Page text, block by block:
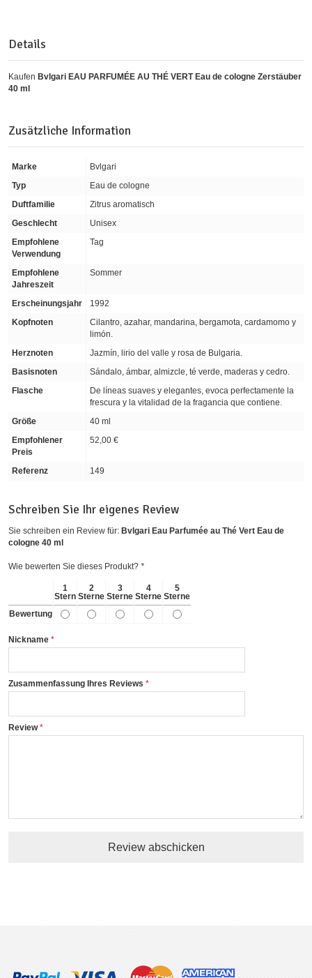
Details
Kaufen Bvlgari EAU PARFUMÉE AU THÉ VERT Eau de cologne Zerstäuber
40 ml
Zusätzliche Information
Marke
Bvlgari
Typ
Eau de cologne
Duftfamilie
Zitrus aromatisch
Geschlecht
Unisex
Empfohlene
Verwendung
Tag
Empfohlene
Jahreszeit
Sommer
Erscheinungsjahr
1992
Kopfnoten
Cilantro, azahar, mandarina, bergamota, cardamomo y
limón.
Herznoten
Jazmín, lirio del valle y rosa de Bulgaria.
Basisnoten
Sándalo, ámbar, almizcle, té verde, maderas y cedro.
Flasche
De líneas suaves y elegantes, evoca perfectamente la
frescura y la vitalidad de la fragancia que contiene.
Größe
40 ml
Empfohlener
Preis
52,00 €
Referenz 149
Schreiben Sie Ihr eigenes Review
Sie schreiben ein Review für: Bvlgari Eau Parfumée au Thé Vert Eau de
cologne 40 ml
Wie bewerten Sie dieses Produkt? *
1
Stern
2
Sterne
3
Sterne
4
Sterne
5
Sterne
Bewertung
Nickname
Zusammenfassung Ihres Reviews
Review
Review abschicken